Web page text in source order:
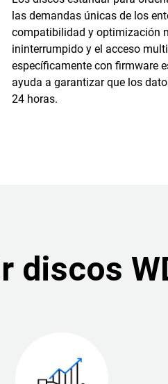
las demandas únicas de los
compatibilidad y optimización
ininterrumpido y el acceso
específicamente con firmware
ayuda a garantizar que los
24 horas.
discos